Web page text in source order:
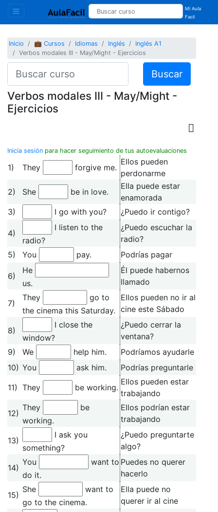
Mi Aula
Facil
Inicio 💼 Cursos Idiomas Inglés
Inglés A1
Verbos modales III - May/Might - Ejercicios
Buscar
Verbos modales III - May/Might -
Ejercicios
Inicia sesión para hacer seguimiento de tus autoevaluaciones
1) They forgive me.
Ellos pueden
perdonarme
2)
She be in love.
Ella puede estar
enamorada
3)
I go with you? ¿Puedo ir contigo?
4)
I listen to the
radio?
¿Puedo escuchar la
radio?
5)
You pay. Podrías pagar
6)
He
us.
Él puede habernos
llamado
7)
They
go to
the cinema this Saturday.
Ellos pueden no ir al
cine este Sábado
8)
I close the
window?
¿Puedo cerrar la
ventana?
9)
We help him.
Podríamos ayudarle
10) You ask him. Podrías preguntarle
11) They be working.
Ellos pueden estar
trabajando
12)
They
be
working.
Ellos podrían estar
trabajando
13)
I ask you
something?
¿Puedo preguntarte
algo?
14)
You
want to
do it.
Puedes no querer
hacerlo
15)
She
want to
go to the cinema.
Ella puede no
querer ir al cine